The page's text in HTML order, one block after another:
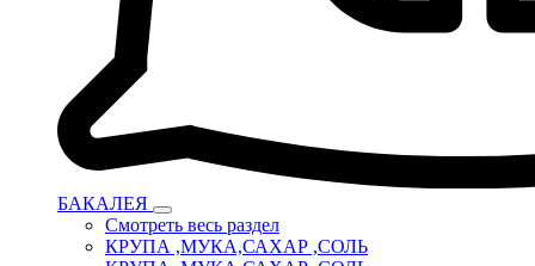
БАКАЛЕЯ
Смотреть весь раздел
КРУПА ,МУКА,САХАР ,СОЛЬ